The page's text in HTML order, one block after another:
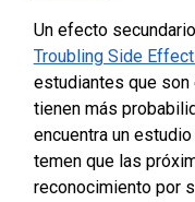
Un efecto
Troubling Side
estudiantes que
tienen más
encuentra un
temen que las
reconocimiento por